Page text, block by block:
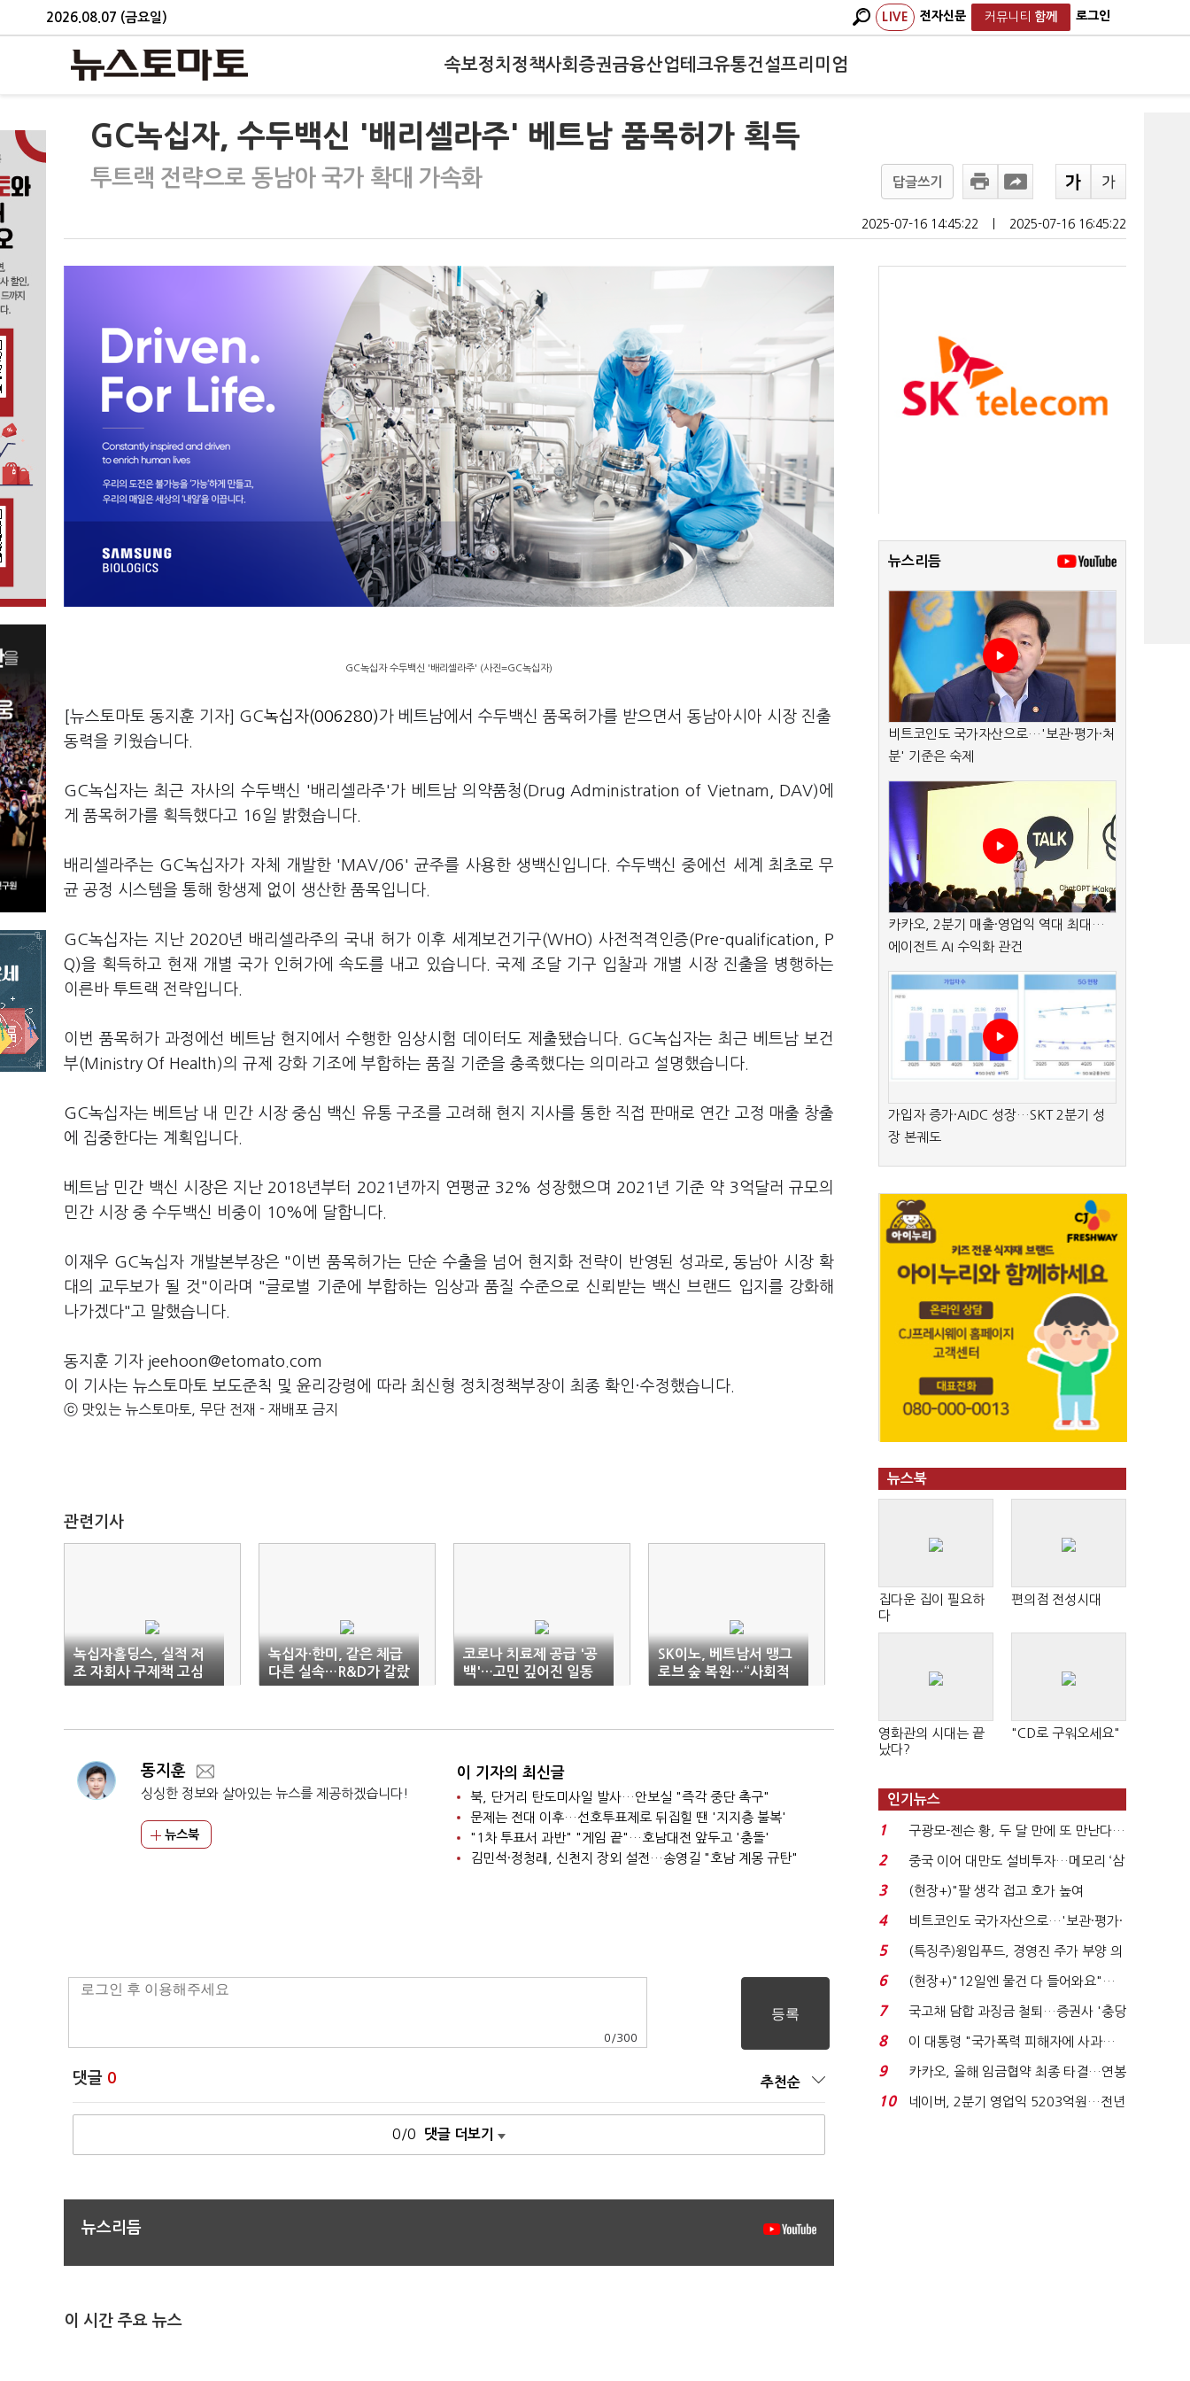
2026.08.07 (금요일) LIVE 전자신문 커뮤니티 함께 로그인
속보정치 정책사회 증권금융산업테크유통건설프리미엄
GC녹십자, 수두백신 '배리셀라주' 베트남 품목허가 획득
투트랙 전략으로 동남아 국가 확대 가속화 답글쓰기
2025-07-16 14:45:22 2025-07-16 16:45:22
GC녹십자 수두백신 '배리셀라주' (사진=GC녹십자)
[뉴스토마토 동지훈 기자] GC녹십자(006280)가 베트남에서 수두백신 품목허가를 받으면서 동남아시아 시장 진출
동력을 키웠습니다.
GC녹십자는 최근 자사의 수두백신 '배리셀라주'가 베트남 의약품청(Drug Administration of Vietnam, DAV)에
게 품목허가를 획득했다고 16일 밝혔습니다.
배리셀라주는 GC녹십자가 자체 개발한 'MAV/06' 균주를 사용한 생백신입니다. 수두백신 중에선 세계 최초로 무
균 공정 시스템을 통해 항생제 없이 생산한 품목입니다.
GC녹십자는 지난 2020년 배리셀라주의 국내 허가 이후 세계보건기구(WHO) 사전적격인증(Pre-qualification, P
Q)을 획득하고 현재 개별 국가 인허가에 속도를 내고 있습니다. 국제 조달 기구 입찰과 개별 시장 진출을 병행하는
이른바 투트랙 전략입니다.
이번 품목허가 과정에선 베트남 현지에서 수행한 임상시험 데이터도 제출됐습니다. GC녹십자는 최근 베트남 보건
부(Ministry Of Health)의 규제 강화 기조에 부합하는 품질 기준을 충족했다는 의미라고 설명했습니다.
GC녹십자는 베트남 내 민간 시장 중심 백신 유통 구조를 고려해 현지 지사를 통한 직접 판매로 연간 고정 매출 창출
에 집중한다는 계획입니다.
베트남 민간 백신 시장은 지난 2018년부터 2021년까지 연평균 32% 성장했으며 2021년 기준 약 3억달러 규모의
민간 시장 중 수두백신 비중이 10%에 달합니다.
이재우 GC녹십자 개발본부장은 "이번 품목허가는 단순 수출을 넘어 현지화 전략이 반영된 성과로, 동남아 시장 확
대의 교두보가 될 것"이라며 "글로벌 기준에 부합하는 임상과 품질 수준으로 신뢰받는 백신 브랜드 입지를 강화해
나가겠다"고 말했습니다.
동지훈 기자 jeehoon@etomato.com
이 기사는 뉴스토마토 보도준칙 및 윤리강령에 따라 최신형 정치정책부장이 최종 확인·수정했습니다.
ⓒ 맛있는 뉴스토마토, 무단 전재 - 재배포 금지
관련기사
녹십자홀딩스, 실적 저
조 자회사 구제책 고심
녹십자·한미, 같은 체급
다른 실속…R&D가 갈랐
다
코로나 치료제 공급 '공
백'…고민 깊어진 일동
제약
SK이노, 베트남서 맹그
로브 숲 복원…“사회적
가치 창출”
동지훈
싱싱한 정보와 살아있는 뉴스를 제공하겠습니다!
뉴스북
이 기자의 최신글
북, 단거리 탄도미사일 발사…안보실 "즉각 중단 촉구"
문제는 전대 이후…선호투표제로 뒤집힐 땐 '지지층 불복'
"1차 투표서 과반" "게임 끝"…호남대전 앞두고 '충돌'
김민석·정청래, 신천지 장외 설전…송영길 "호남 계몽 규탄"
0 /300
댓글 0 추천순
0/0 댓글 더보기
뉴스리듬
이 시간 주요 뉴스
뉴스리듬
비트코인도 국가자산으로…'보관·평가·처
분' 기준은 숙제
카카오, 2분기 매출·영업익 역대 최대…
에이전트 AI 수익화 관건
가입자 증가·AIDC 성장…SKT 2분기 성
장 본궤도
뉴스북
집다운 집이 필요하
다
편의점 전성시대
영화관의 시대는 끝
났다?
"CD로 구워오세요"
인기뉴스
1
구광모-젠슨 황, 두 달 만에 또 만난다…
로봇·AI 등 논...
2
중국 이어 대만도 설비투자…메모리 ‘삼
국전쟁’
3
(현장+)"팔 생각 접고 호가 높여
요"…'덜 똘똘한 한 채' 20...
4
비트코인도 국가자산으로…'보관·평가·
처분' 기준은 ...
5
(특징주)윙입푸드, 경영진 주가 부양 의
지에 상한가...
6
(현장+)"12일엔 물건 다 들어와요"…
빈 매대 채우며 문 연 ...
7
국고채 담합 과징금 철퇴…증권사 '충당
금 폭탄' 우려...
8
이 대통령 "국가폭력 피해자에 사과…
적극적 조사로 진...
9
카카오, 올해 임금협약 최종 타결…연봉
6.3% 인상·격려...
10
네이버, 2분기 영업익 5203억원…전년